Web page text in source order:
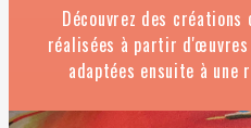
Découvrez des créations
réalisées à partir
adaptées ensuite à une